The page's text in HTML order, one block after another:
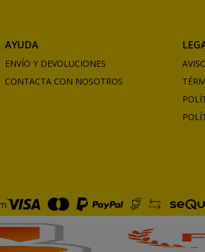
AYUDA
ENVÍO Y DEVOLUCIONES
CONTACTA CON NOSOTROS